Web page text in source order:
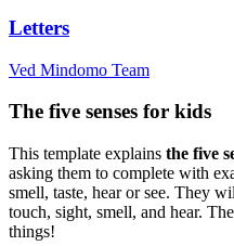
Letters
Ved Mindomo Team
The five senses for kids
This template explains the five
asking them to complete with
smell, taste, hear or see. They
touch, sight, smell, and hear.
things!